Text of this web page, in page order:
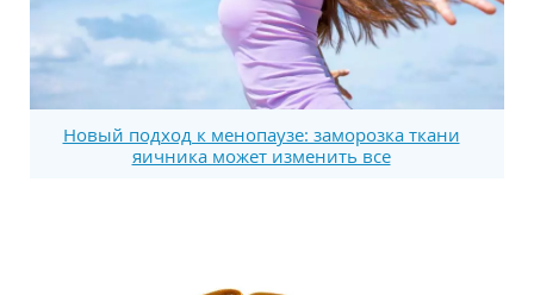
Новый подход к менопаузе: заморозка ткани
яичника может изменить все